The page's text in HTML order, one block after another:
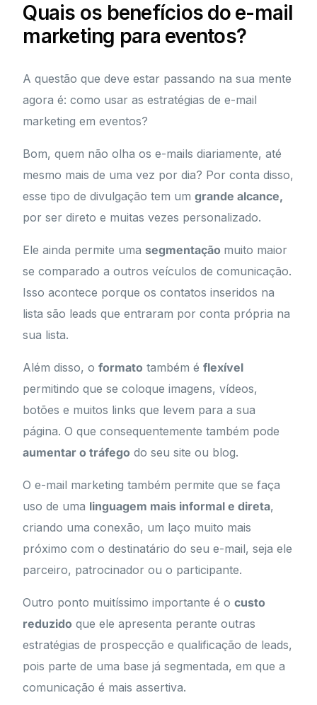
Quais os benefícios do e-mail
marketing para eventos?
A questão que deve estar passando na sua mente
agora é: como usar as estratégias de e-mail
marketing em eventos?
Bom, quem não olha os e-mails diariamente, até
mesmo mais de uma vez por dia? Por conta disso,
esse tipo de divulgação tem umgrande alcance,
por ser direto e muitas vezes personalizado.
Ele ainda permite uma segmentação muito maior
se comparado a outros veículos de comunicação.
Isso acontece porque os contatos inseridos na
lista são leads que entraram por conta própria na
sua lista.
Além disso, oformato também éflexível
permitindo que se coloque imagens, vídeos,
botões e muitos links que levem para a sua
página. O que consequentemente também pode
aumentar o tráfego do seu site ou blog.
O e-mail marketing também permite que se faça
uso de uma linguagem mais informal e direta,
criando uma conexão, um laço muito mais
próximo com o destinatário do seu e-mail, seja ele
parceiro, patrocinador ou o participante.
Outro ponto muitíssimo importante é ocusto
reduzido que ele apresenta perante outras
estratégias de prospecção e qualificação de leads,
pois parte de uma base já segmentada, em que a
comunicação é mais assertiva.